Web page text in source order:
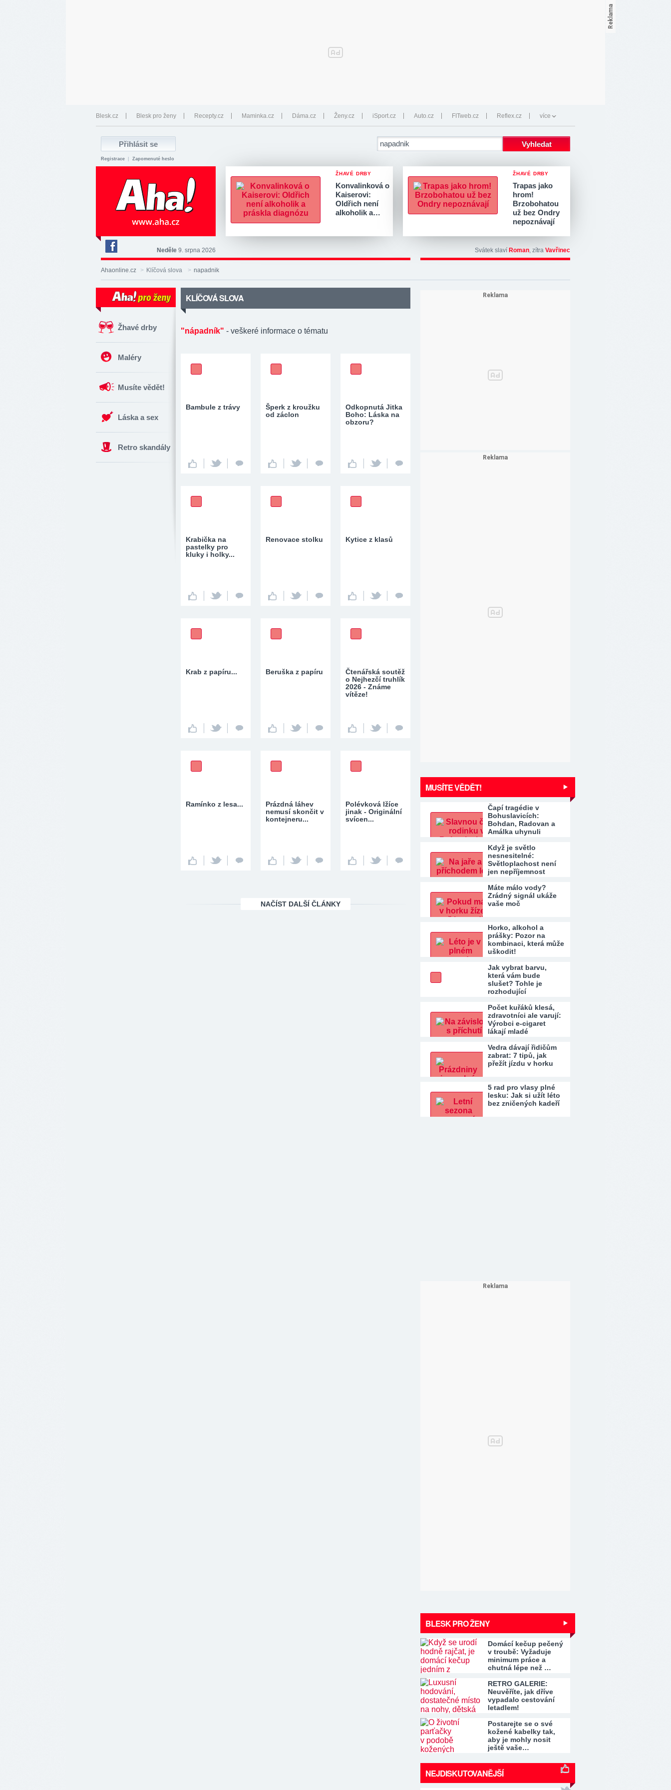
Blesk.cz Blesk pro ženy Recepty.cz Maminka.cz Dáma.cz Ženy.cz iSport.cz Auto.cz FITweb.cz Reflex.cz více
Registrace Zapomenuté heslo
ŽHAVÉ DRBY
Konvalinková o
Kaiserovi:
Oldřich není
alkoholik a…
ŽHAVÉ DRBY
Trapas jako
hrom!
Brzobohatou
už bez Ondry
nepoznávají
Deník
Aha!
na
Neděle 9. srpna 2026 Svátek slaví Roman, zítra Vavřinec
Ahaonline.cz > Klíčová slova > napadnik
Žhavé drby
Maléry
Musíte vědět!
Láska a sex
Retro skandály
KLÍČOVÁ SLOVA
"nápadník" - veškeré informace o tématu
Bambule z trávy
Šperk z kroužku
od záclon
Odkopnutá Jitka
Boho: Láska na
obzoru?
Krabička na
pastelky pro
kluky i holky...
Renovace stolku Kytice z klasů
Krab z papíru... Beruška z papíru
Čtenářská soutěž
o Nejhezčí truhlík
2026 - Známe
vítěze!
Ramínko z lesa...
Prázdná láhev
nemusí skončit v
kontejneru...
Polévková lžíce
jinak - Originální
svícen...
NAČÍST DALŠÍ ČLÁNKY
MUSÍTE VĚDĚT!
Čapí tragédie v
Bohuslavicích:
Bohdan, Radovan a
Amálka uhynuli
Když je světlo
nesnesitelné:
Světloplachost není
jen nepříjemnost
Máte málo vody?
Zrádný signál ukáže
vaše moč
Horko, alkohol a
prášky: Pozor na
kombinaci, která může
uškodit!
Jak vybrat barvu,
která vám bude
slušet? Tohle je
rozhodující
Počet kuřáků klesá,
zdravotníci ale varují:
Výrobci e-cigaret
lákají mladé
Vedra dávají řidičům
zabrat: 7 tipů, jak
přežít jízdu v horku
5 rad pro vlasy plné
lesku: Jak si užít léto
bez zničených kadeří
BLESK PRO ŽENY
Domácí kečup pečený
v troubě: Vyžaduje
minimum práce a
chutná lépe než …
RETRO GALERIE:
Neuvěříte, jak dříve
vypadalo cestování
letadlem!
Postarejte se o své
kožené kabelky tak,
aby je mohly nosit
ještě vaše…
NEJDISKUTOVANĚJŠÍ